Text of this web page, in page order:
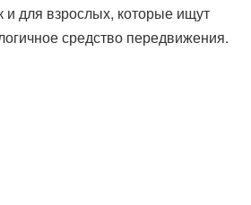
для взрослых, которые ищут
средство передвижения.